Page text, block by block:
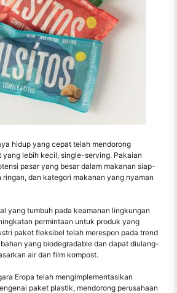
hidup yang cepat telah mendorong
yang lebih kecil, single-serving. Pakaian
pasar yang besar dalam makanan siap-
dan kategori makanan yang nyaman
yang tumbuh pada keamanan lingkungan
permintaan untuk produk yang
paket fleksibel telah merespon pada trend
yang biodegradable dan dapat diulang-
air dan film kompost.
Eropa telah mengimplementasikan
paket plastik, mendorong perusahaan